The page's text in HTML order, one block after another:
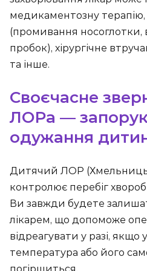
медикаментозну
(промивання носоглотки,
пробок), хірургічне
та інше.
Своєчасне
ЛОРа —
одужання
Дитячий ЛОР
контролює перебіг
Ви завжди будете
лікарем, що допоможе
відреагувати у разі, якщо
температура або його